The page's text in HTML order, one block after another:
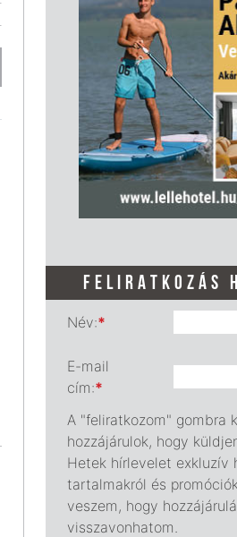
FELIRATKOZÁS
Név:*
E-mail
cím:*
A "feliratkozom" gombra
hozzájárulok, hogy
Hetek hírlevelet exkluzív
tartalmakról és
veszem, hogy
visszavonhatom.